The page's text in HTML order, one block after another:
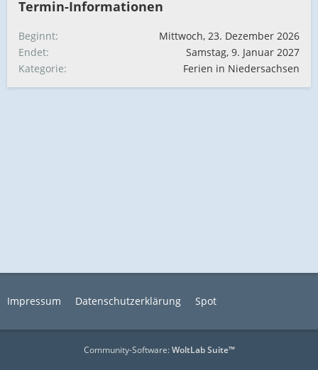
Termin-Informationen
Beginnt
Mittwoch, 23. Dezember 2026
Endet
Samstag, 9. Januar 2027
Kategorie
Ferien in Niedersachsen
Impressum Datenschutzerklärung Spot
Community-Software:WoltLab Suite™